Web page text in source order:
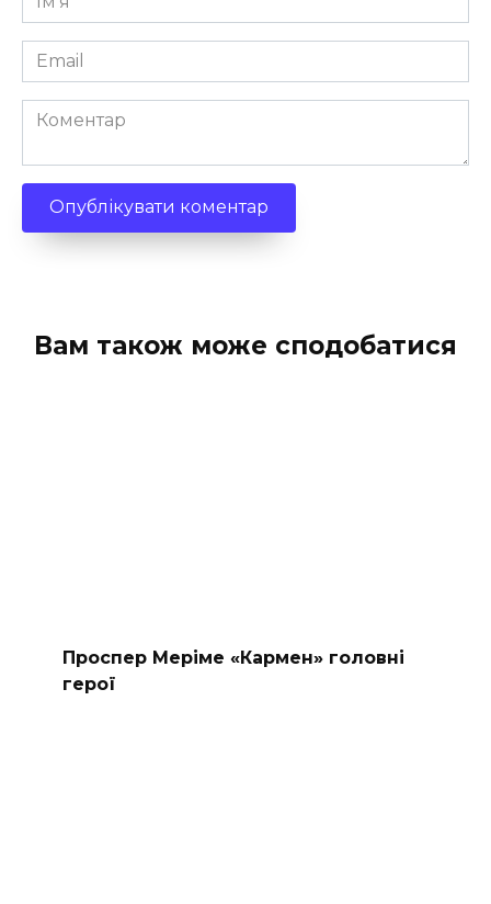
*
Email
*
Коментар
Вам також може сподобатися
Проспер Меріме «Кармен» головні
герої